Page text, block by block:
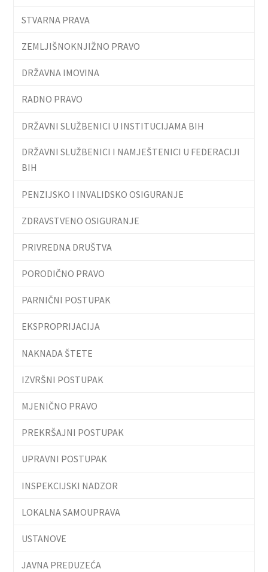
STVARNA PRAVA
ZEMLJIŠNOKNJIŽNO PRAVO
DRŽAVNA IMOVINA
RADNO PRAVO
DRŽAVNI SLUŽBENICI U INSTITUCIJAMA BIH
DRŽAVNI SLUŽBENICI I NAMJEŠTENICI U FEDERACIJI
BIH
PENZIJSKO I INVALIDSKO OSIGURANJE
ZDRAVSTVENO OSIGURANJE
PRIVREDNA DRUŠTVA
PORODIČNO PRAVO
PARNIČNI POSTUPAK
EKSPROPRIJACIJA
NAKNADA ŠTETE
IZVRŠNI POSTUPAK
MJENIČNO PRAVO
PREKRŠAJNI POSTUPAK
UPRAVNI POSTUPAK
INSPEKCIJSKI NADZOR
LOKALNA SAMOUPRAVA
USTANOVE
JAVNA PREDUZEĆA